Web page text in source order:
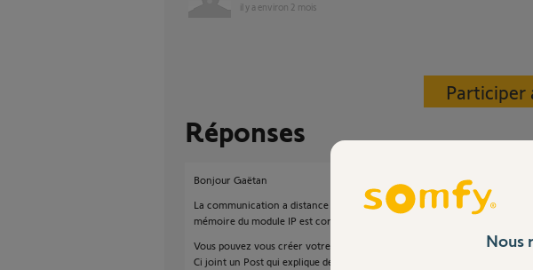
il y a environ 2 mois
Participer
Réponses
Bonjour Gaëtan
La communication a distance via le serveur DNS de Somfy est
mémoire du module IP est corrompue et ce matériel n'est plus fabriqué.
Vous pouvez vous créer votre propre nom de domaine avec votre box
Ci joint un Post qui explique deux manières pour rétablir la
Nous